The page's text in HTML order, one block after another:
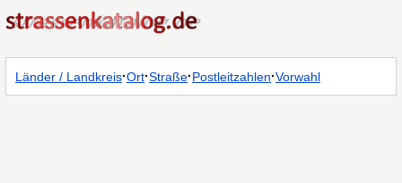
Länder / Landkreis·Ort·Straße·Postleitzahlen·Vorwahl